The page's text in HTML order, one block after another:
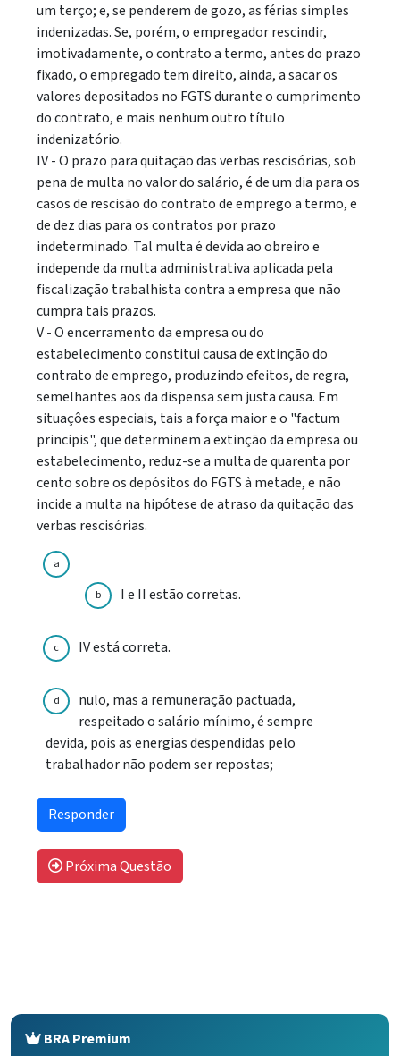
um terço; e, se penderem de gozo, as férias simples
indenizadas. Se, porém, o empregador rescindir,
imotivadamente, o contrato a termo, antes do prazo
fixado, o empregado tem direito, ainda, a sacar os
valores depositados no FGTS durante o cumprimento
do contrato, e mais nenhum outro título
indenizatório.
IV - O prazo para quitação das verbas rescisórias, sob
pena de multa no valor do salário, é de um dia para os
casos de rescisão do contrato de emprego a termo, e
de dez dias para os contratos por prazo
indeterminado. Tal multa é devida ao obreiro e
independe da multa administrativa aplicada pela
fiscalização trabalhista contra a empresa que não
cumpra tais prazos.
V - O encerramento da empresa ou do
estabelecimento constitui causa de extinção do
contrato de emprego, produzindo efeitos, de regra,
semelhantes aos da dispensa sem justa causa. Em
situaçôes especiais, tais a força maior e o "factum
principis", que determinem a extinção da empresa ou
estabelecimento, reduz-se a multa de quarenta por
cento sobre os depósitos do FGTS à metade, e não
incide a multa na hipótese de atraso da quitação das
verbas rescisórias.
a
b I e II estão corretas.
c IV está correta.
d
nulo, mas a remuneração pactuada,
respeitado o salário mínimo, é sempre
devida, pois as energias despendidas pelo
trabalhador não podem ser repostas;
Próxima Questão
BRA Premium